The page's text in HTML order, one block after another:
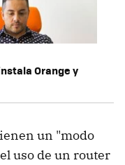
Orange y
un "modo
uso de un router